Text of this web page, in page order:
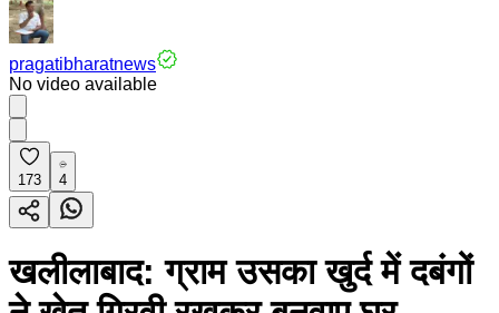
pragatibharatnews
No video available
173 4
खलीलाबाद: ग्राम उसका खुर्द में दबंगों